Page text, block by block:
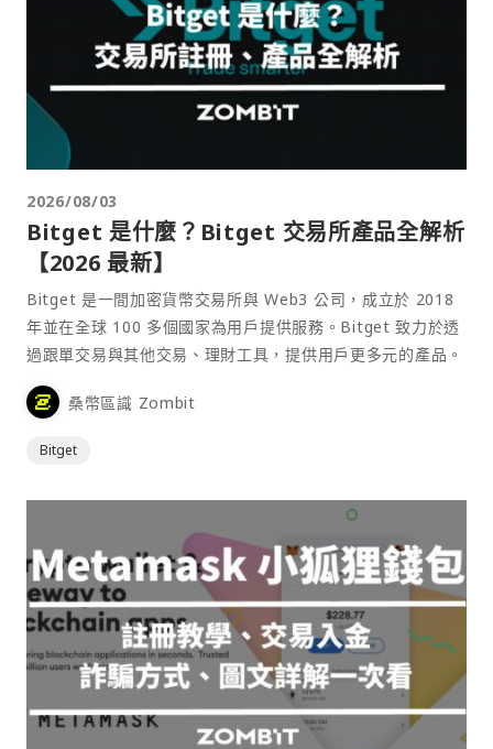
2026/08/03
Bitget 是什麼？Bitget 交易所產品全解析
【2026 最新】
Bitget 是一間加密貨幣交易所與 Web3 公司，成立於 2018
年並在全球 100 多個國家為用戶提供服務。Bitget 致力於透
過跟單交易與其他交易、理財工具，提供用戶更多元的產品。
桑幣區識 Zombit
Bitget